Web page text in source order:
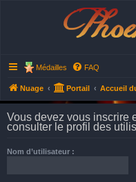
Médailles FAQ
Nuage Portail Accueil
Vous devez vous inscrire
consulter le profil des
Nom d’utilisateur :